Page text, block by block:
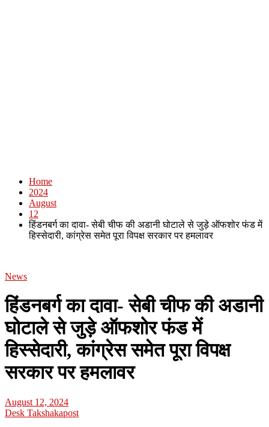
Home
2024
August
12
हिंडनबर्ग का दावा- सेबी चीफ की अडानी घोटाले से जुड़े ऑफशोर फंड में
हिस्सेदारी, कांग्रेस समेत पूरा विपक्ष सरकार पर हमलावर
News
हिंडनबर्ग का दावा- सेबी चीफ की अडानी
घोटाले से जुड़े ऑफशोर फंड में
हिस्सेदारी, कांग्रेस समेत पूरा विपक्ष
सरकार पर हमलावर
August 12, 2024
Desk Takshakapost